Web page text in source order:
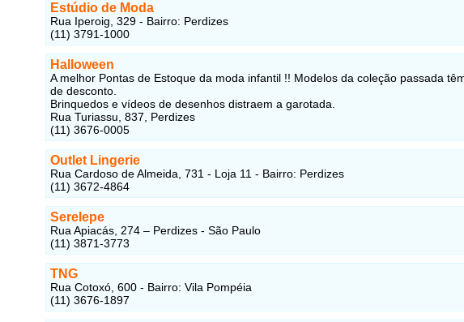
Estúdio de Moda
Rua Iperoig, 329 - Bairro: Perdizes
(11) 3791-1000
Halloween
A melhor Pontas de Estoque da moda infantil !! Modelos da coleção passada
de desconto.
Brinquedos e vídeos de desenhos distraem a garotada.
Rua Turiassu, 837, Perdizes
(11) 3676-0005
Outlet Lingerie
Rua Cardoso de Almeida, 731 - Loja 11 - Bairro: Perdizes
(11) 3672-4864
Serelepe
Rua Apiacás, 274 – Perdizes - São Paulo
(11) 3871-3773
TNG
Rua Cotoxó, 600 - Bairro: Vila Pompéia
(11) 3676-1897